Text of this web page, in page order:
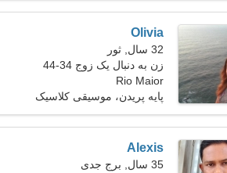
Olivia
32 سال, ثور
زن به دنبال یک زوج 34-44
Rio Maior
پایه پریدن، موسیقی کلاسیک
Alexis
35 سال, برج جدی